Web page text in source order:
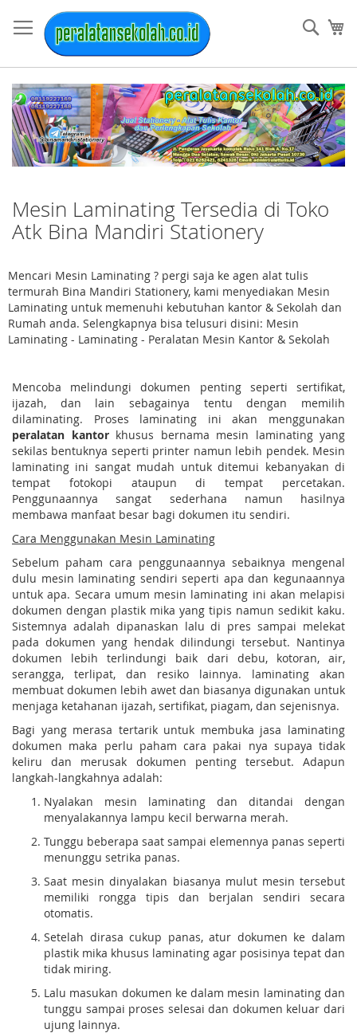
to
Content
Mesin Laminating Tersedia di Toko
Atk Bina Mandiri Stationery
Mencari Mesin Laminating ? pergi saja ke agen alat tulis
termurah Bina Mandiri Stationery, kami menyediakan Mesin
Laminating untuk memenuhi kebutuhan kantor & Sekolah dan
Rumah anda. Selengkapnya bisa telusuri disini: Mesin
Laminating - Laminating - Peralatan Mesin Kantor & Sekolah
Mencoba melindungi dokumen penting seperti sertifikat,
ijazah, dan lain sebagainya tentu dengan memilih
dilaminating. Proses laminating ini akan menggunakan
peralatan kantor khusus bernama mesin laminating yang
sekilas bentuknya seperti printer namun lebih pendek. Mesin
laminating ini sangat mudah untuk ditemui kebanyakan di
tempat fotokopi ataupun di tempat percetakan.
Penggunaannya sangat sederhana namun hasilnya
membawa manfaat besar bagi dokumen itu sendiri.
Cara Menggunakan Mesin Laminating
Sebelum paham cara penggunaannya sebaiknya mengenal
dulu mesin laminating sendiri seperti apa dan kegunaannya
untuk apa. Secara umum mesin laminating ini akan melapisi
dokumen dengan plastik mika yang tipis namun sedikit kaku.
Sistemnya adalah dipanaskan lalu di pres sampai melekat
pada dokumen yang hendak dilindungi tersebut. Nantinya
dokumen lebih terlindungi baik dari debu, kotoran, air,
serangga, terlipat, dan resiko lainnya. laminating akan
membuat dokumen lebih awet dan biasanya digunakan untuk
menjaga ketahanan ijazah, sertifikat, piagam, dan sejenisnya.
Bagi yang merasa tertarik untuk membuka jasa laminating
dokumen maka perlu paham cara pakai nya supaya tidak
keliru dan merusak dokumen penting tersebut. Adapun
langkah-langkahnya adalah:
Nyalakan mesin laminating dan ditandai dengan
menyalakannya lampu kecil berwarna merah.
Tunggu beberapa saat sampai elemennya panas seperti
menunggu setrika panas.
Saat mesin dinyalakan biasanya mulut mesin tersebut
memiliki rongga tipis dan berjalan sendiri secara
otomatis.
Setelah dirasa cukup panas, atur dokumen ke dalam
plastik mika khusus laminating agar posisinya tepat dan
tidak miring.
Lalu masukan dokumen ke dalam mesin laminating dan
tunggu sampai proses selesai dan dokumen keluar dari
ujung lainnya.